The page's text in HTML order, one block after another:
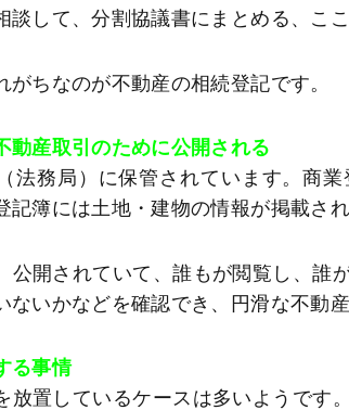
談して、分割協議書にまとめる、こ
がちなのが不動産の相続登記です。
動産取引のために公開される
法務局）に保管されています。商
記簿には土地・建物の情報が掲載され
公開されていて、誰もが閲覧し、誰
ないかなどを確認でき、円滑な不動
る事情
放置しているケースは多いようです